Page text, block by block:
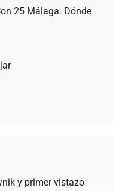
25 Málaga: Dónde
y primer vistazo